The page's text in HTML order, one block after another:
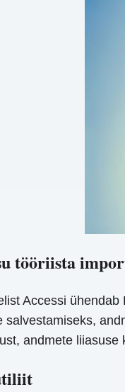
tööriista
Accessi
salvestamiseks,
andmete